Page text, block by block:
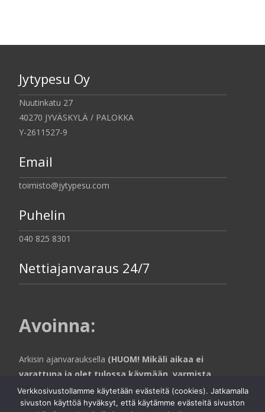
Jytypesu Oy
Nuutinkatu 27
40270 JYVÄSKYLÄ / PALOKKA
Y-2611527-9
Email
toimisto@jytypesu.com
Puhelin
040 825 8301
Nettiajanvaraus 24/7
Avoinna:
Arkisin ajanvarauksella (HUOM! Mikäli aikaa ei
varattuna ja olet tulossa käymään, varmista
aina puhelimitse että toimistohallin puolella
ollaan paikalla).
Verkkosivustollamme käytetään evästeitä (cookies). Jatkamalla
sivuston käyttöä hyväksyt, että käytämme evästeitä sivuston